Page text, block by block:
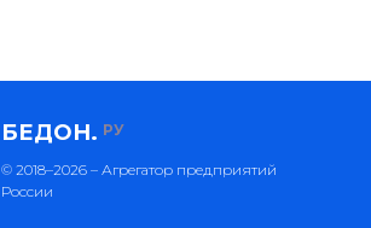
БЕДОН. РУ
© 2018–2026 – Агрегатор предприятий
России